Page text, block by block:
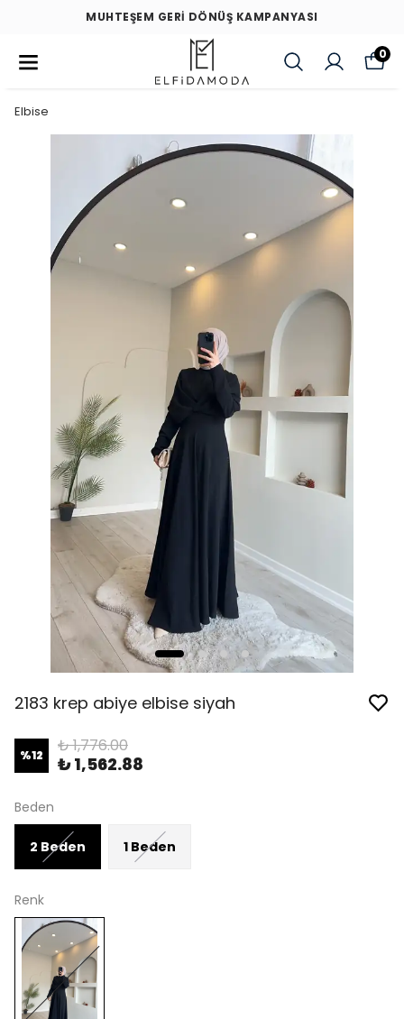
MUHTEŞEM GERİ DÖNÜŞ KAMPANYASI
0
Elbise
2183 krep abiye elbise siyah
%12 ₺ 1,776.00
₺ 1,562.88
Beden
2 Beden 1 Beden
Renk